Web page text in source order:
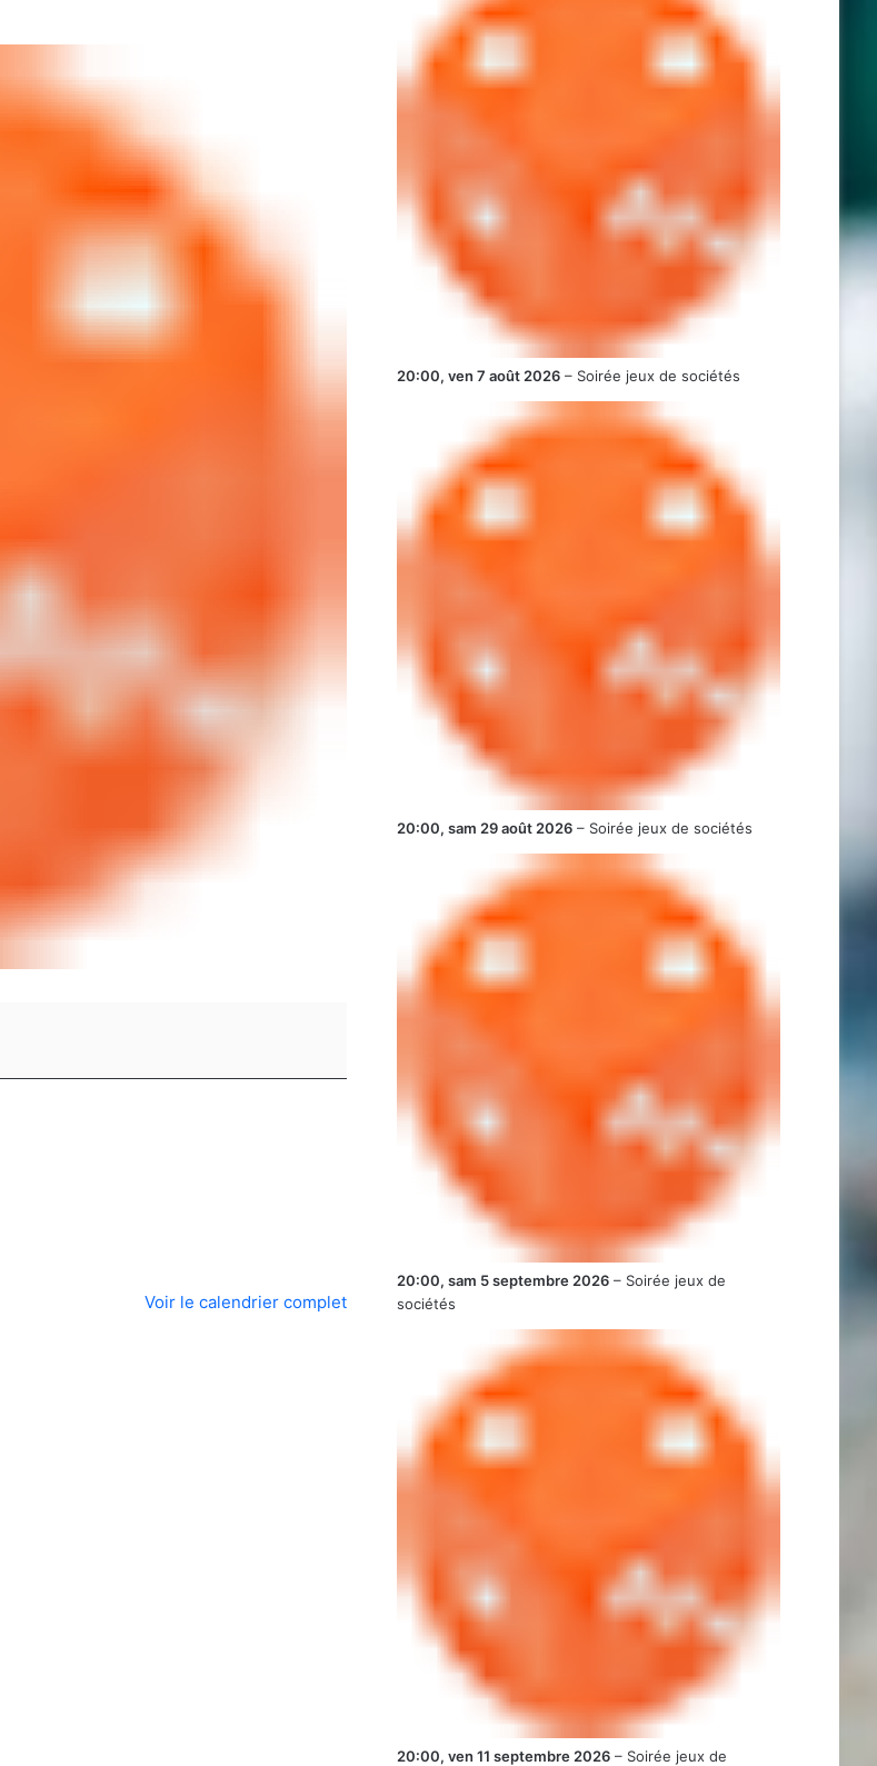
Voir le calendrier complet
20:00, ven 7 août 2026 – Soirée jeux de sociétés
20:00, sam 29 août 2026 – Soirée jeux de sociétés
20:00, sam 5 septembre 2026 – Soirée jeux de
sociétés
20:00, ven 11 septembre 2026 – Soirée jeux de